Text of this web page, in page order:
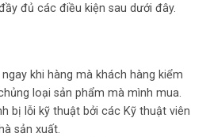
đủ các điều kiện sau dưới đây.
khi hàng mà khách hàng kiểm
loại sản phẩm mà mình mua.
bị lỗi kỹ thuật bởi các Kỹ thuật viên
sản xuất.